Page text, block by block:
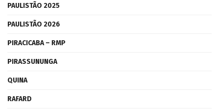
PAULISTÃO 2025
PAULISTÃO 2026
PIRACICABA – RMP
PIRASSUNUNGA
QUINA
RAFARD